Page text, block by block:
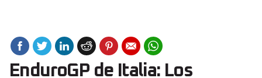
EnduroGP de Italia: Los